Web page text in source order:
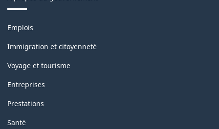
Thèmes
sujets
Emplois
Immigration et citoyenneté
Voyage et tourisme
Entreprises
Prestations
Santé